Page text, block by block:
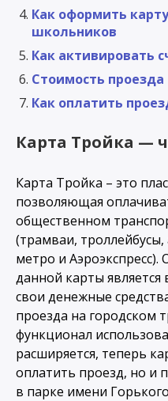
Как оформить
школьников
Как активировать
Стоимость проезда
Как оплатить
Карта Тройка —
Карта Тройка – это
позволяющая
общественном
(трамваи, троллейбусы,
метро и
данной карты
свои денежные
проезда на городском
функционал
расширяется, теперь
оплатить проезд, но и
в парке имени